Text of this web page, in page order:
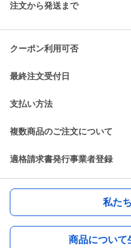
注文から発送まで
クーポン利用可否
最終注文受付日
支払い方法
複数商品のご注文について
適格請求書発行事業者登録
私た
商品について